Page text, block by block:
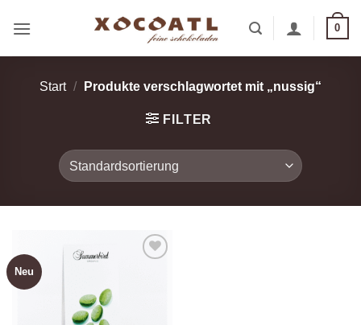
Inhalt
0
Start / Produkte verschlagwortet mit „nussig“
FILTER
Neu